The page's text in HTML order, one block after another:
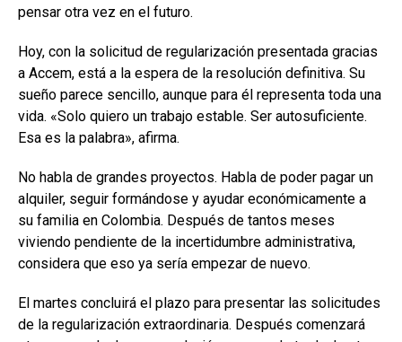
pensar otra vez en el futuro.
Hoy, con la solicitud de regularización presentada gracias
a Accem, está a la espera de la resolución definitiva. Su
sueño parece sencillo, aunque para él representa toda una
vida. «Solo quiero un trabajo estable. Ser autosuficiente.
Esa es la palabra», afirma.
No habla de grandes proyectos. Habla de poder pagar un
alquiler, seguir formándose y ayudar económicamente a
su familia en Colombia. Después de tantos meses
viviendo pendiente de la incertidumbre administrativa,
considera que eso ya sería empezar de nuevo.
El martes concluirá el plazo para presentar las solicitudes
de la regularización extraordinaria. Después comenzará